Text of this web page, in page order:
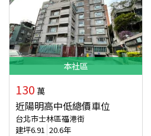
本社區
130 萬
近陽明高中低總價車位
台北市士林區福港街
建坪6.91 20.6年